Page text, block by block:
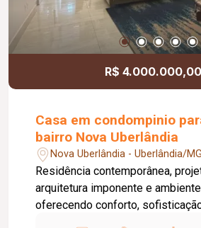
melhores fabricantes, sistema
solar de água.
R$
Casa em condompinio
bairro Nova Uberlândia
Nova Uberlândia - Uberlândia/MG
Residência contemporânea,
arquitetura imponente e
oferecendo conforto,